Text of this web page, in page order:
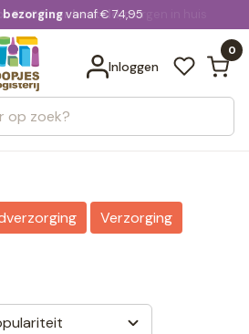
20:00 uur besteld
vanaf € 74,95
Inloggen
0
Bekijk alle resultaten
Verzorging